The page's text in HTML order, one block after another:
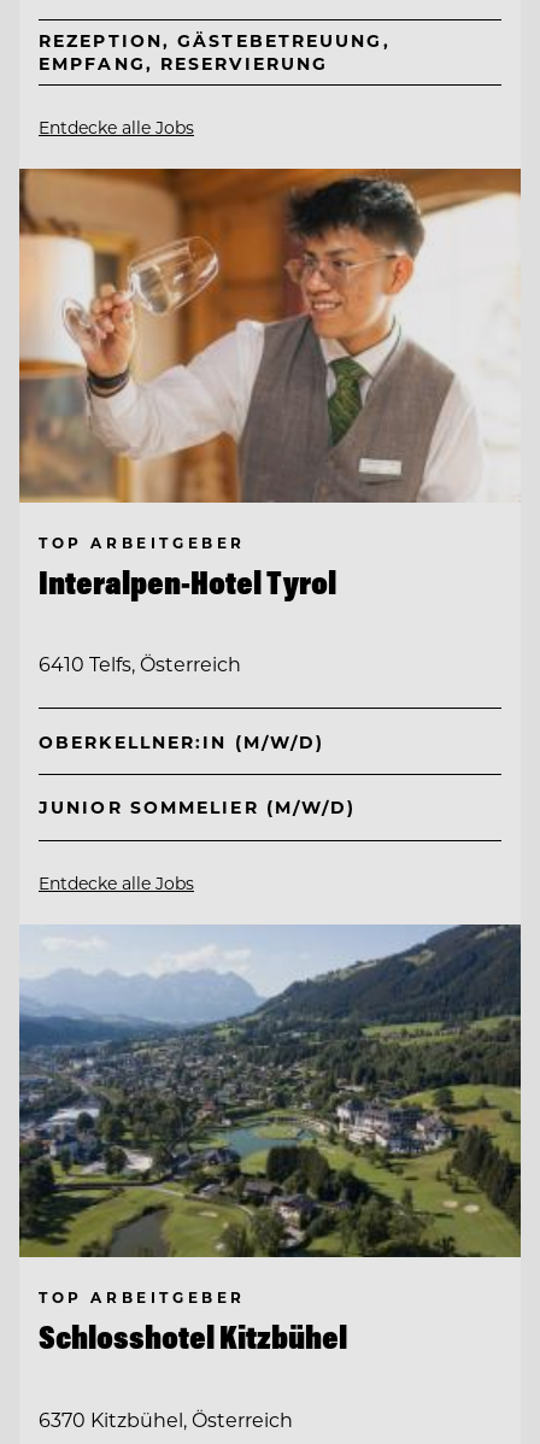
REZEPTION, GÄSTEBETREUUNG,
EMPFANG, RESERVIERUNG
Entdecke alle Jobs
TOP ARBEITGEBER
Interalpen-Hotel Tyrol
6410 Telfs, Österreich
OBERKELLNER:IN (M/W/D)
JUNIOR SOMMELIER (M/W/D)
Entdecke alle Jobs
TOP ARBEITGEBER
Schlosshotel Kitzbühel
6370 Kitzbühel, Österreich